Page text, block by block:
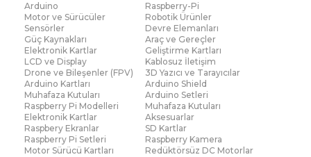
Arduino
Raspberry-Pi
Motor ve Sürücüler
Robotik Ürünler
Sensörler
Devre Elemanları
Güç Kaynakları
Araç ve Gereçler
Elektronik Kartlar
Geliştirme Kartları
LCD ve Display
Kablosuz İletişim
Drone ve Bileşenler (FPV)
3D Yazıcı ve Tarayıcılar
Arduino Kartları
Arduino Shield
Muhafaza Kutuları
Arduino Setleri
Raspberry Pi Modelleri
Muhafaza Kutuları
Elektronik Kartlar
Aksesuarlar
Raspbery Ekranlar
SD Kartlar
Raspberry Pi Setleri
Raspberry Kamera
Motor Sürücü Kartları
Redüktörsüz DC Motorlar